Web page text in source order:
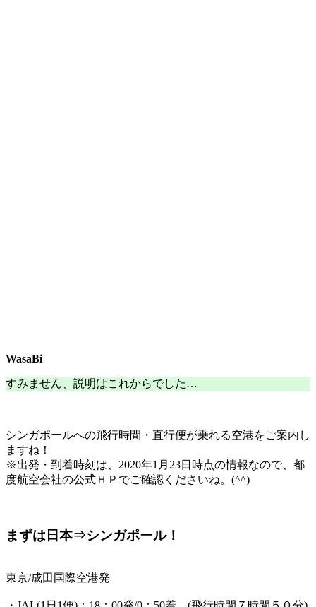
WasaBi
すみません、説明はこれからでした…
シンガポールへの飛行時間・直行便が乗れる空港をご案内し
ますね！
※出発・到着時刻は、 2020年1月23日時点の情報なので、都
度航空会社の公式ＨＰでご確認くださいね。(^^)
まずは日本⇒シンガポール！
東京/成田国際空港発